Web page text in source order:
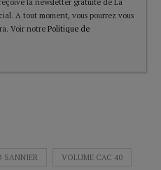
la newsletter gratuite de La
A tout moment, vous pourrez vous
Voir notre Politique de
SANNIER VOLUME CAC 40